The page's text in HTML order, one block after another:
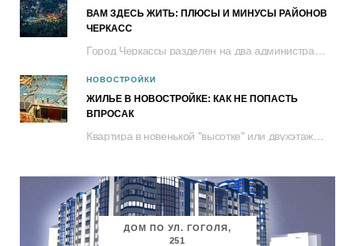
ВАМ ЗДЕСЬ ЖИТЬ: ПЛЮСЫ И МИНУСЫ РАЙОНОВ
ЧЕРКАСС
Город Черкассы разделен на два административных района – Сосновский и Приднепровский....
НОВОСТРОЙКИ
ЖИЛЬЕ В НОВОСТРОЙКЕ: КАК НЕ ПОПАСТЬ
ВПРОСАК
Квартира в новенькой "высотке" или двухэтажном таунхаусе – это не только комфортное...
ДОМ ПО УЛ. ГОГОЛЯ,
251